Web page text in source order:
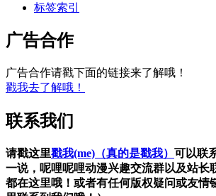
标签索引
广告合作
广告合作请戳下面的链接来了解哦！
戳我去了解哦！
联系我们
请戳这里戳我(me)（真的是戳我） 可以联
一说，呢哩呢哩动漫兴趣交流群以及站长
都在这里哦！或者有任何版权疑问或友情